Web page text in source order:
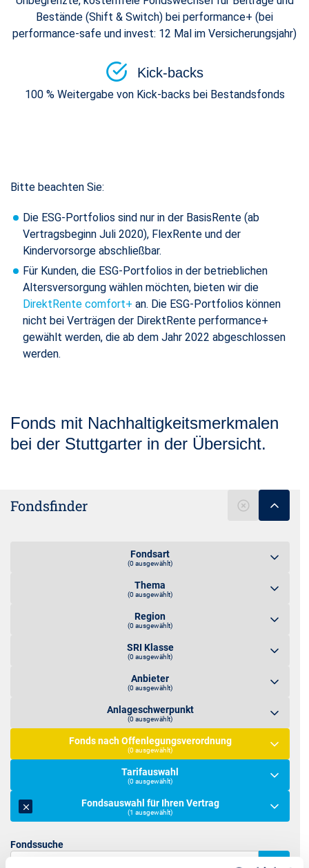
Bestände (Shift & Switch) bei performance+ (bei
performance-safe und invest: 12 Mal im Versicherungsjahr)
Kick-backs
100 % Weitergabe von Kick-backs bei Bestandsfonds
Bitte beachten Sie:
Die ESG-Portfolios sind nur in der BasisRente (ab
Vertragsbeginn Juli 2020), FlexRente und der
Kindervorsorge abschließbar.
Für Kunden, die ESG-Portfolios in der betrieblichen
Altersversorgung wählen möchten, bieten wir die
DirektRente comfort+ an. Die ESG-Portfolios können
nicht bei Verträgen der DirektRente performance+
gewählt werden, die ab dem Jahr 2022 abgeschlossen
werden.
Fonds mit Nachhaltigkeitsmerkmalen
bei der Stuttgarter in der Übersicht.